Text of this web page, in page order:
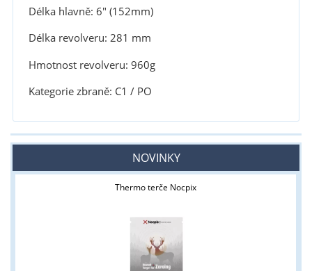
Délka hlavně: 6" (152mm)
Délka revolveru: 281 mm
Hmotnost revolveru: 960g
Kategorie zbraně: C1 / PO
NOVINKY
Thermo terče Nocpix